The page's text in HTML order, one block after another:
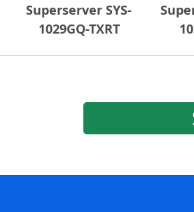
Superserver SYS-
1029GQ-TXRT